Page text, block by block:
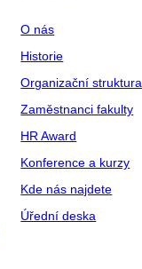
O nás
Historie
Organizační struktura
Zaměstnanci fakulty
HR Award
Konference a kurzy
Kde nás najdete
Úřední deska